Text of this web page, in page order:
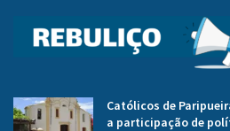
Católicos de
a participação de